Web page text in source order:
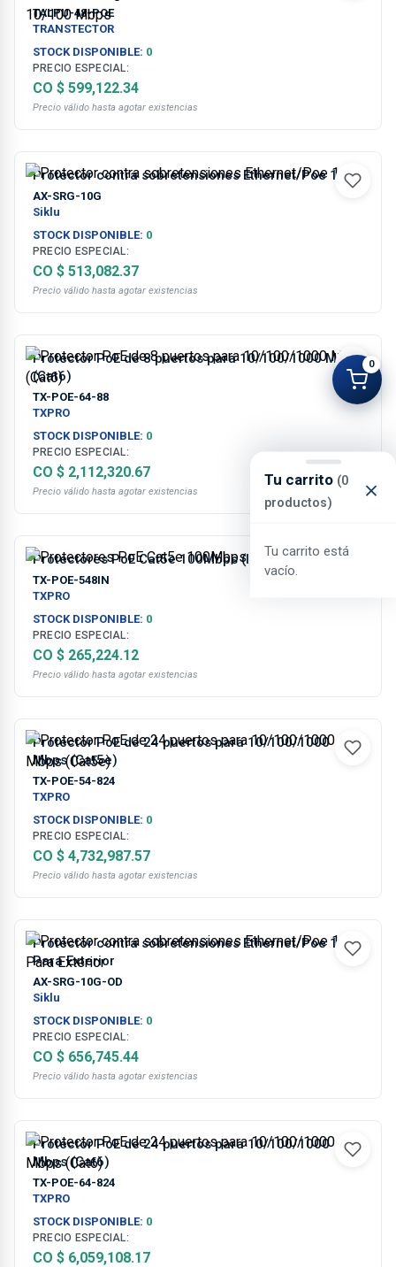
Tu carrito (0
productos)
Tu carrito está
vacío.
0
10/100 Mbps
TALPU-48-POE
TRANSTECTOR
STOCK DISPONIBLE: 0
PRECIO ESPECIAL:
CO $ 599,122.34
Precio válido hasta agotar existencias
Protector contra sobretensiones Ethernet/Poe 10G
AX-SRG-10G
Siklu
STOCK DISPONIBLE: 0
PRECIO ESPECIAL:
CO $ 513,082.37
Precio válido hasta agotar existencias
Protector PoE de 8 puertos para 10/100/1000 Mbps
(Cat6)
TX-POE-64-88
TXPRO
STOCK DISPONIBLE: 0
PRECIO ESPECIAL:
CO $ 2,112,320.67
Precio válido hasta agotar existencias
Protectores PoE Cat5e 100Mbps (Interior)
TX-POE-548IN
TXPRO
STOCK DISPONIBLE: 0
PRECIO ESPECIAL:
CO $ 265,224.12
Precio válido hasta agotar existencias
Protector PoE de 24 puertos para 10/100/1000
Mbps (Cat5e)
TX-POE-54-824
TXPRO
STOCK DISPONIBLE: 0
PRECIO ESPECIAL:
CO $ 4,732,987.57
Precio válido hasta agotar existencias
Protector contra sobretensiones Ethernet/Poe 10G
Para Exterior
AX-SRG-10G-OD
Siklu
STOCK DISPONIBLE: 0
PRECIO ESPECIAL:
CO $ 656,745.44
Precio válido hasta agotar existencias
Protector PoE de 24 puertos para 10/100/1000
Mbps (Cat6)
TX-POE-64-824
TXPRO
STOCK DISPONIBLE: 0
PRECIO ESPECIAL:
CO $ 6,059,108.17